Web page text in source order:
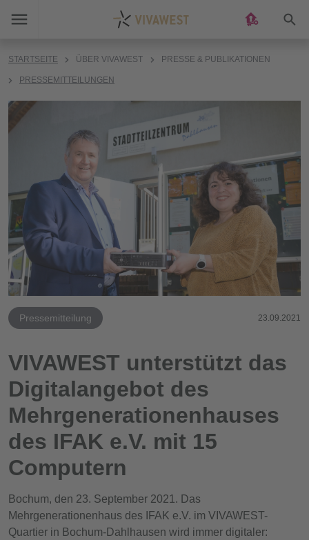
STARTSEITE ÜBER VIVAWEST PRESSE & PUBLIKATIONEN
PRESSEMITTEILUNGEN
Pressemitteilung 23.09.2021
VIVAWEST unterstützt das
Digitalangebot des
Mehrgenerationenhauses
des IFAK e.V. mit 15
Computern
Bochum, den 23. September 2021. Das
Mehrgenerationenhaus des IFAK e.V. im VIVAWEST-
Quartier in Bochum-Dahlhausen wird immer digitaler: